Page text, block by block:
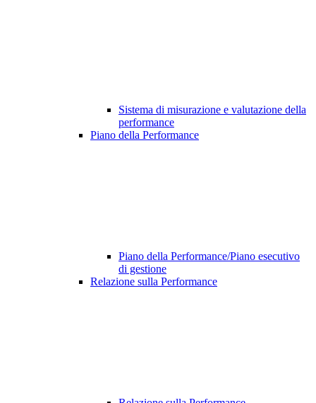
Sistema di misurazione e valutazione della
performance
Piano della Performance
Piano della Performance/Piano esecutivo
di gestione
Relazione sulla Performance